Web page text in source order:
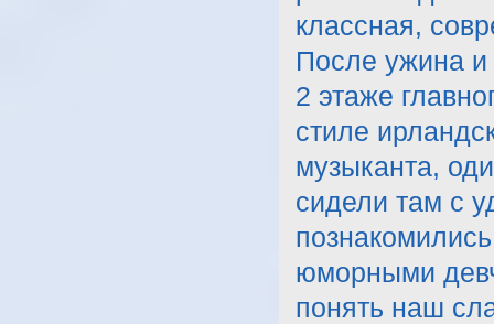
классная,
После ужина
2 этаже
стиле
музыканта,
сидели там с
юморными
понять наш